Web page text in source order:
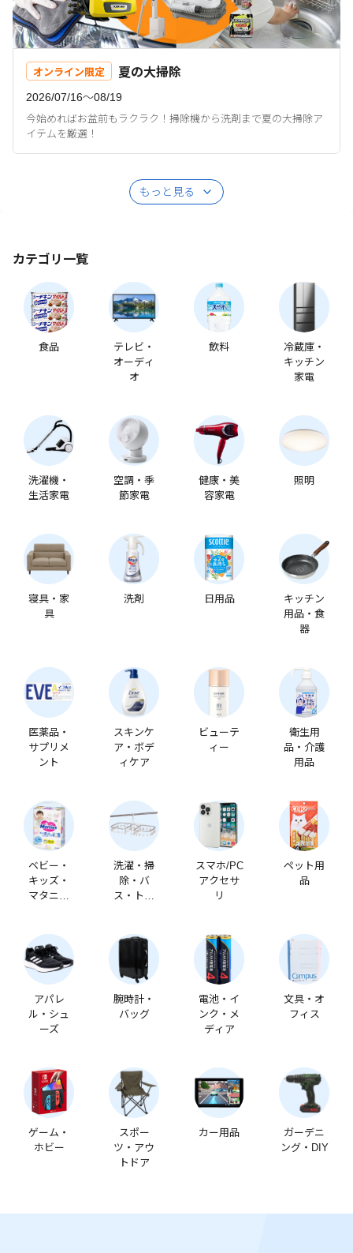
オンライン限定 夏の大掃除
2026/07/16〜08/19
今始めればお盆前もラクラク！掃除機から洗剤まで夏の大掃除ア
イテムを厳選！
もっと見る
カテゴリ一覧
食品
テレビ・
オーディ
オ
飲料
冷蔵庫・
キッチン
家電
洗濯機・
生活家電
空調・季
節家電
健康・美
容家電
照明
寝具・家
具
洗剤 日用品
キッチン
用品・食
器
医薬品・
サプリメ
ント
スキンケ
ア・ボデ
ィケア
ビューテ
ィー
衛生用
品・介護
用品
ベビー・
キッズ・
マタニテ
洗濯・掃
除・バ
ス・トイ
スマホ/PC
アクセサ
リ
ペット用
品
アパレ
ル・シュ
ーズ
腕時計・
バッグ
電池・イ
ンク・メ
ディア
文具・オ
フィス
ゲーム・
ホビー
スポー
ツ・アウ
トドア
カー用品
ガーデニ
ング・DIY